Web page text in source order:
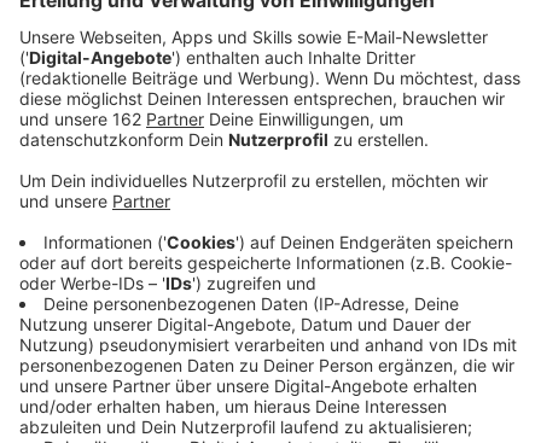
Anzeige
Heute Abend ist es wieder so weit: Die Gemeinde
Alpen verwandelt sich in eine Laufstrecke. Die
Leichtathletik-Gemeinschaft Alpen richtet zum 33.
Mal den Stadtlauf aus — wie immer am Mittwoch vor
Fronleichnam. Über 800 Anmeldungen sind bisher
eingegangen. Das ist ein neuer Rekord. Im
vergangenen Jahr waren es 754 Anmeldungen. Start
und Ziel liegen auf der Sportanlage am Schulzentrum.
Von dort führt die Strecke durch den Ortskern von
Alpen. Rund 40 Helferinnen und Helfer sorgen dafür,
dass alles reibungslos läuft.